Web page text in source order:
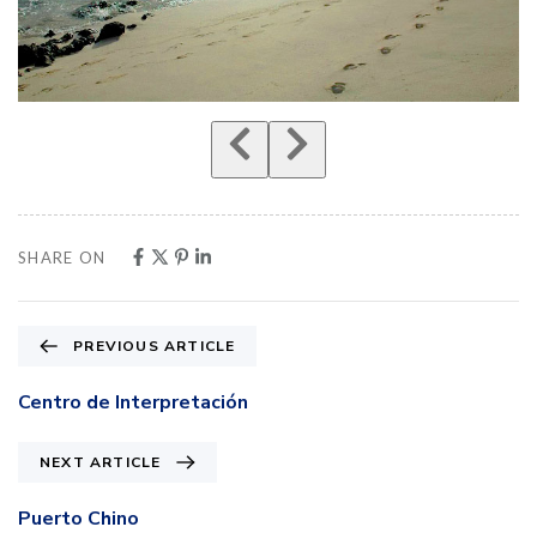
SHARE ON
PREVIOUS ARTICLE
Centro de Interpretación
NEXT ARTICLE
Puerto Chino